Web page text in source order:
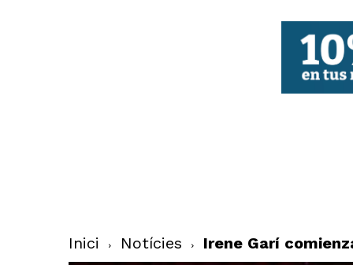
Inici Notícies Irene Garí